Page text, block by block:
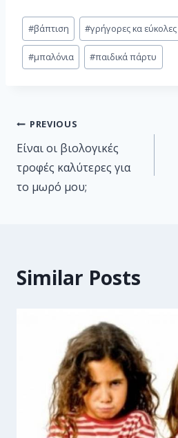
#βάπτιση #γρήγορες κα
#μπαλόνια #παιδικά πάρτυ
PREVIOUS
Είναι οι βιολογικές
τροφές καλύτερες για
το μωρό μου;
Similar Posts